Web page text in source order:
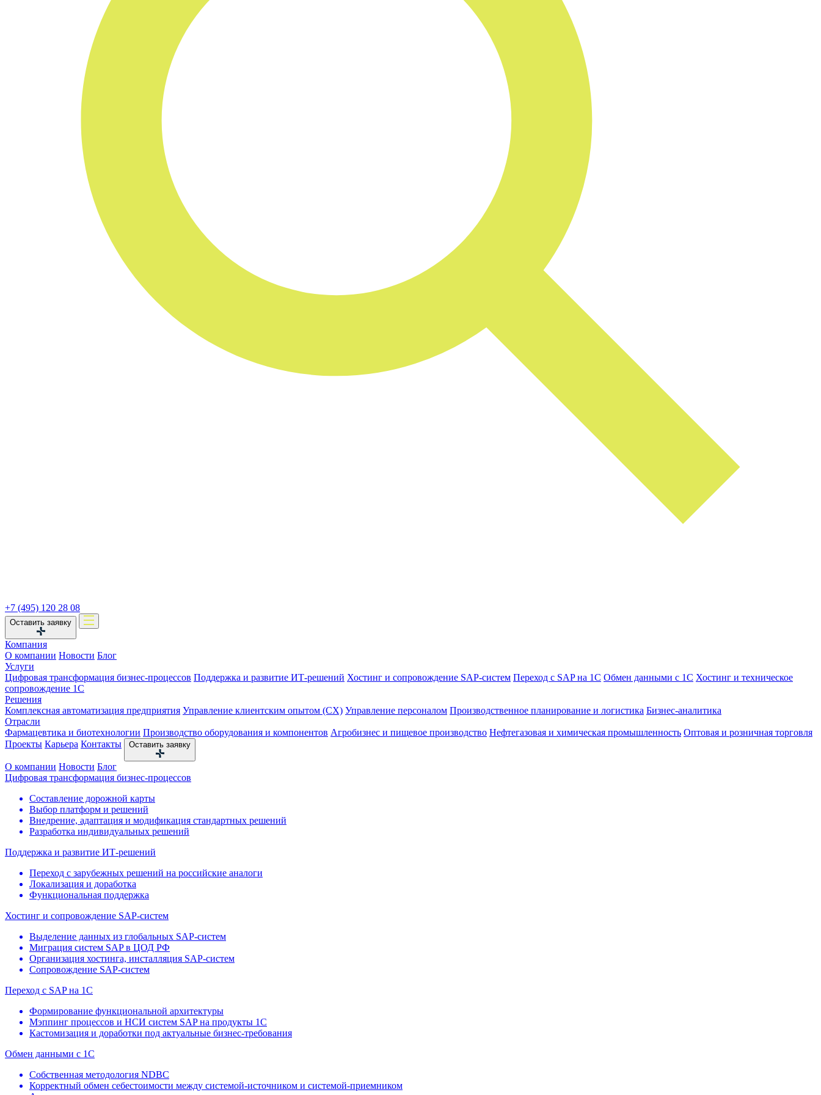
+7 (495) 120 28 08
Оставить заявку
Компания
О компании Новости Блог
Услуги
Цифровая трансформация бизнес-процессов Поддержка и развитие ИТ-решений Хостинг и сопровождение SAP-систем Переход с SAP на 1С Обмен данными с 1С Хостинг и техническое
сопровождение 1С
Решения
Комплексная автоматизация предприятия Управление клиентским опытом (CX) Управление персоналом Производственное планирование и логистика Бизнес-аналитика
Отрасли
Фармацевтика и биотехнологии Производство оборудования и компонентов Агробизнес и пищевое производство Нефтегазовая и химическая промышленность Оптовая и розничная торговля
Проекты Карьера Контакты Оставить заявку
О компании Новости Блог
Цифровая трансформация бизнес-процессов
Составление дорожной карты
Выбор платформ и решений
Внедрение, адаптация и модификация стандартных решений
Разработка индивидуальных решений
Поддержка и развитие ИТ-решений
Переход с зарубежных решений на российские аналоги
Локализация и доработка
Функциональная поддержка
Хостинг и сопровождение SAP-систем
Выделение данных из глобальных SAP-систем
Миграция систем SAP в ЦОД РФ
Организация хостинга, инсталляция SAP-систем
Сопровождение SAP-систем
Переход с SAP на 1С
Формирование функциональной архитектуры
Мэппинг процессов и НСИ систем SAP на продукты 1С
Кастомизация и доработки под актуальные бизнес-требования
Обмен данными с 1С
Собственная методология NDBC
Корректный обмен себестоимости между системой-источником и системой-приемником